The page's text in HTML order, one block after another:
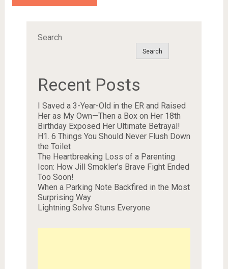
Search
Search
Recent Posts
I Saved a 3-Year-Old in the ER and Raised
Her as My Own—Then a Box on Her 18th
Birthday Exposed Her Ultimate Betrayal!
H1. 6 Things You Should Never Flush Down
the Toilet
The Heartbreaking Loss of a Parenting
Icon: How Jill Smokler’s Brave Fight Ended
Too Soon!
When a Parking Note Backfired in the Most
Surprising Way
Lightning Solve Stuns Everyone